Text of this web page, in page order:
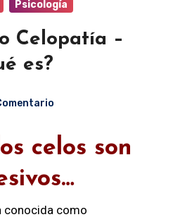
Psicología
Celopatía –
es?
celos son